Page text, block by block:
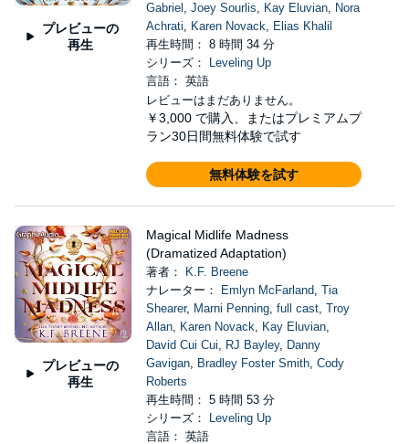
プレビューの
再生
Gabriel , Joey Sourlis, Kay Eluvian, Nora
Achrati, Karen Novack, Elias Khalil
再生時間： 8 時間 34 分
シリーズ：
Leveling Up
言語： 英語
レビューはまだありません。
￥3,000 で購入、またはプレミアムプ
ラン30日間無料体験で試す
無料体験を試す
プレビューの
再生
Magical Midlife Madness
(Dramatized Adaptation)
著者：
K.F. Breene
ナレーター：
Emlyn McFarland, Tia
Shearer, Marni Penning, full cast, Troy
Allan, Karen Novack, Kay Eluvian,
David Cui Cui, RJ Bayley, Danny
Gavigan, Bradley Foster Smith, Cody
Roberts
再生時間： 5 時間 53 分
シリーズ：
Leveling Up
言語： 英語